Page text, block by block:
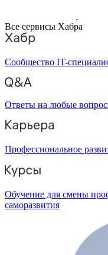
Все сервисы Хабра
Сообщество IT-
Ответы на любые
Профессиональное
Обучение для смены
саморазвития